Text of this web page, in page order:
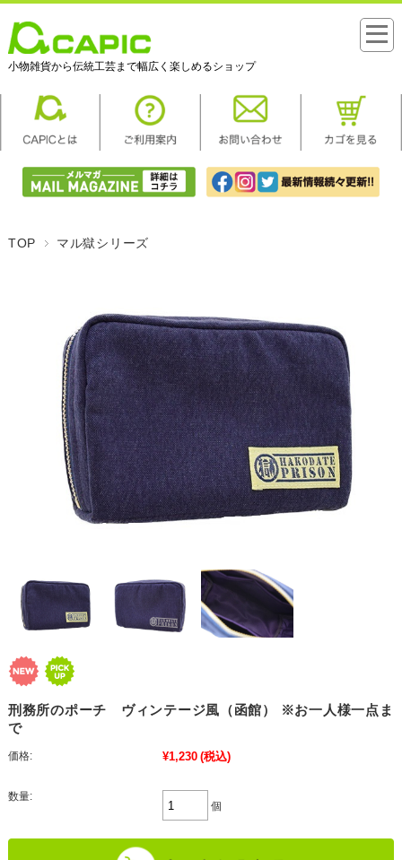
小物雑貨から伝統工芸まで幅広く楽しめるショップ
TOP マル獄シリーズ
刑務所のポーチ ヴィンテージ風（函館） ※お一人様一点ま
で
価格: ¥1,230 (税込)
数量:
個